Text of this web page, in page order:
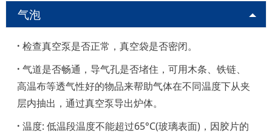
气泡
· 检查真空泵是否正常，真空袋是否密闭。
· 气道是否畅通，导气孔是否堵住，可用木条、铁链、
高温布等透气性好的物品来帮助气体在不同温度下从夹
层内抽出，通过真空泵导出炉体。
· 温度: 低温段温度不能超过65°C(玻璃表面)，因胶片的